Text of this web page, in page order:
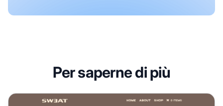
Per saperne di più
Programma di affiliazione Sweat CBD